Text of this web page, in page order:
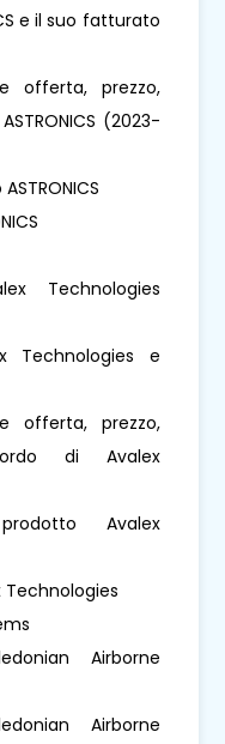
e il suo fatturato
offerta, prezzo,
(2023-
Technologies
Technologies e
offerta, prezzo,
di Avalex
Avalex
Technologies
Airborne
Airborne